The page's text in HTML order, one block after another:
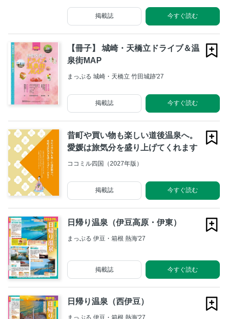
今すぐ読む
掲載誌
【冊子】 城崎・天橋立ドライブ＆温
泉街MAP
まっぷる 城崎・天橋立 竹田城跡'27
今すぐ読む
掲載誌
昔町や買い物も楽しい道後温泉へ。
愛媛は旅気分を盛り上げてくれます
ココミル四国（2027年版）
今すぐ読む
掲載誌
日帰り温泉（伊豆高原・伊東）
まっぷる 伊豆・箱根 熱海'27
今すぐ読む
掲載誌
日帰り温泉（西伊豆）
まっぷる 伊豆・箱根 熱海'27